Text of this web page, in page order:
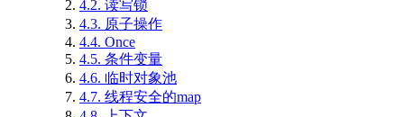
4.2. 读写锁
4.3. 原子操作
4.4. Once
4.5. 条件变量
4.6. 临时对象池
4.7. 线程安全的map